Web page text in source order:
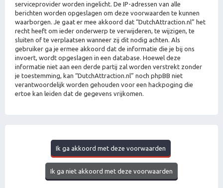
serviceprovider worden ingelicht. De IP-adressen van alle
berichten worden opgeslagen om deze voorwaarden te kunnen
waarborgen. Je gaat er mee akkoord dat “DutchAttraction.nl” het
recht heeft om ieder onderwerp te verwijderen, te wijzigen, te
sluiten of te verplaatsen wanneer zij dit nodig achten. Als
gebruiker ga je ermee akkoord dat de informatie die je bij ons
invoert, wordt opgeslagen in een database. Hoewel deze
informatie niet aan een derde partij zal worden verstrekt zonder
je toestemming, kan “DutchAttraction.nl” noch phpBB niet
verantwoordelijk worden gehouden voor een hackpoging die
ertoe kan leiden dat de gegevens vrijkomen.